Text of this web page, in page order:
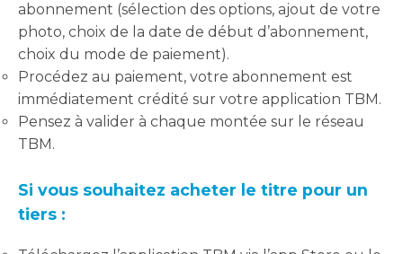
abonnement (sélection des options, ajout de votre
photo, choix de la date de début d’abonnement,
choix du mode de paiement).
Procédez au paiement, votre abonnement est
immédiatement crédité sur votre application TBM.
Pensez à valider à chaque montée sur le réseau
TBM.
Si vous souhaitez acheter le titre pour un
tiers :